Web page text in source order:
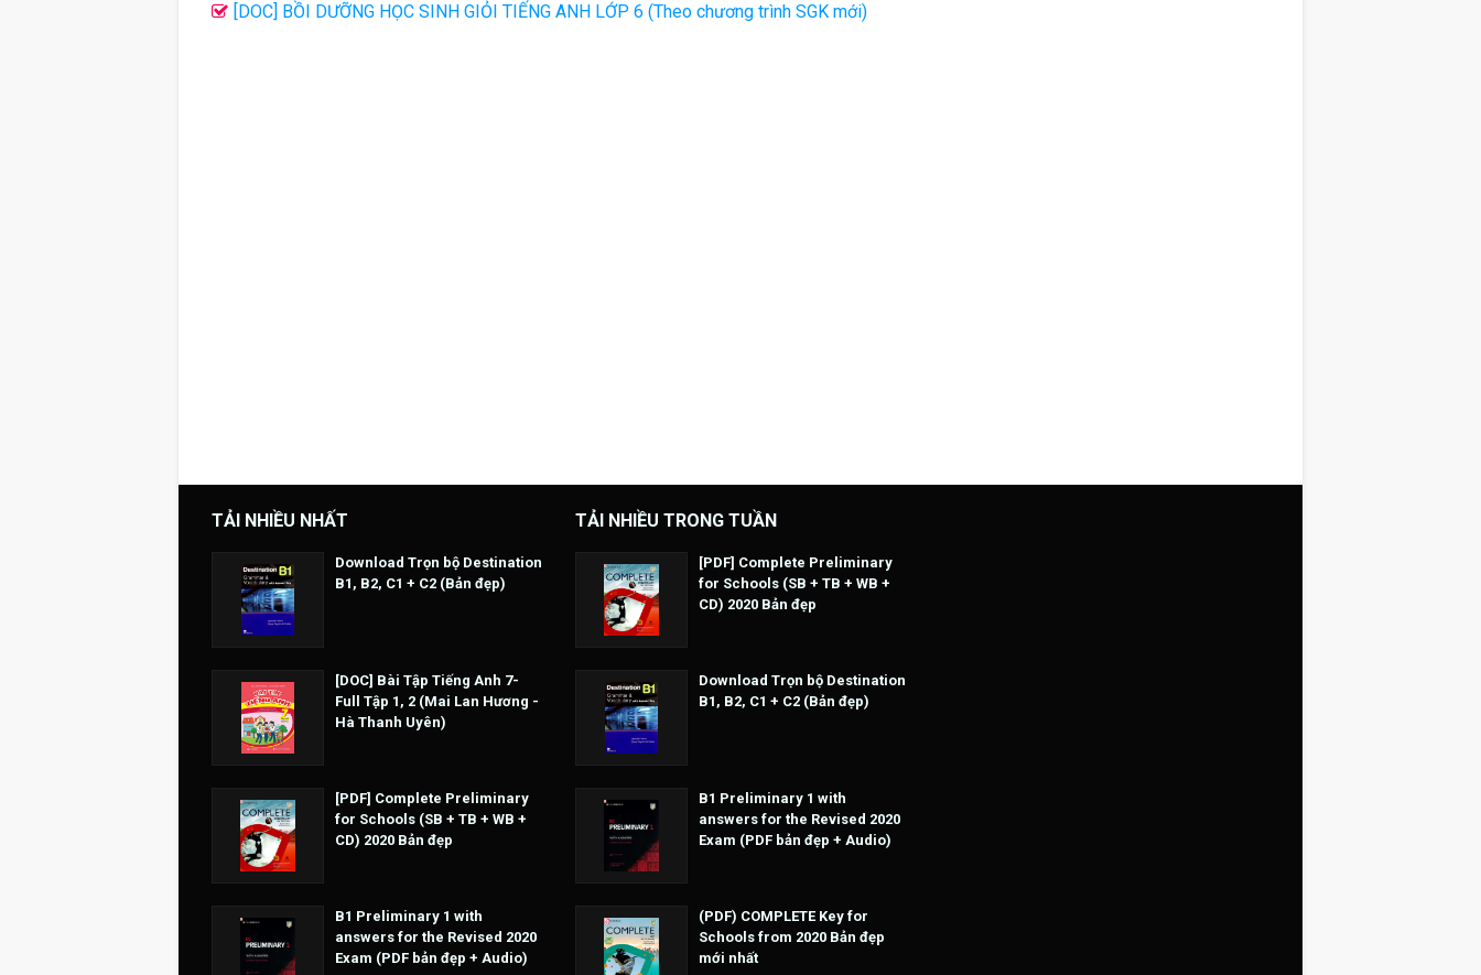
[DOC] BỒI DƯỠNG HỌC SINH GIỎI TIẾNG ANH LỚP 6 (Theo chương trình SGK mới)
TẢI NHIỀU NHẤT
Download Trọn bộ Destination
B1, B2, C1 + C2 (Bản đẹp)
[DOC] Bài Tập Tiếng Anh 7-
Full Tập 1, 2 (Mai Lan Hương -
Hà Thanh Uyên)
[PDF] Complete Preliminary
for Schools (SB + TB + WB +
CD) 2020 Bản đẹp
B1 Preliminary 1 with
answers for the Revised 2020
Exam (PDF bản đẹp + Audio)
TẢI NHIỀU TRONG TUẦN
[PDF] Complete Preliminary
for Schools (SB + TB + WB +
CD) 2020 Bản đẹp
Download Trọn bộ Destination
B1, B2, C1 + C2 (Bản đẹp)
B1 Preliminary 1 with
answers for the Revised 2020
Exam (PDF bản đẹp + Audio)
(PDF) COMPLETE Key for
Schools from 2020 Bản đẹp
mới nhất